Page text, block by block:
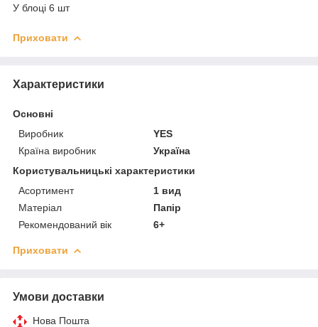
У блоці 6 шт
Приховати
Характеристики
Основні
Виробник
YES
Країна виробник
Україна
Користувальницькі характеристики
Асортимент
1 вид
Матеріал
Папір
Рекомендований вік
6+
Приховати
Умови доставки
Нова Пошта